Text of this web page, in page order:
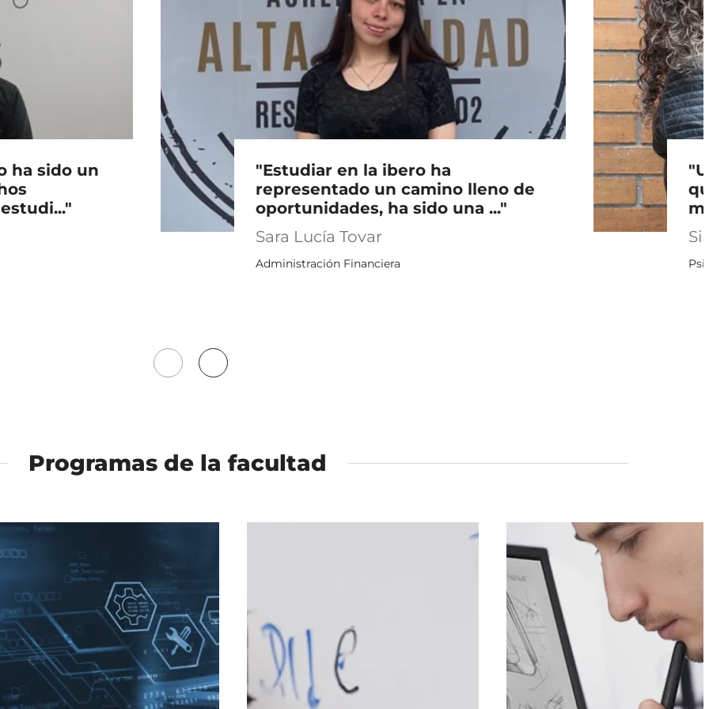
ha sido un
"Estudiar en la ibero ha
representado un camino lleno de
oportunidades, ha sido una ..."
Sara Lucía Tovar
Administración Financiera
Mover Mover
Programas de la facultad